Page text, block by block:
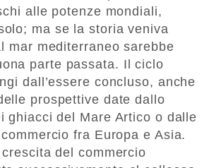
alle potenze mondiali,
ma se la storia veniva
mar mediterraneo sarebbe
parte passata. Il ciclo
dall’essere concluso, anche
prospettive date dallo
ghiacci del Mare Artico o dalle
fra Europa e Asia.
del commercio